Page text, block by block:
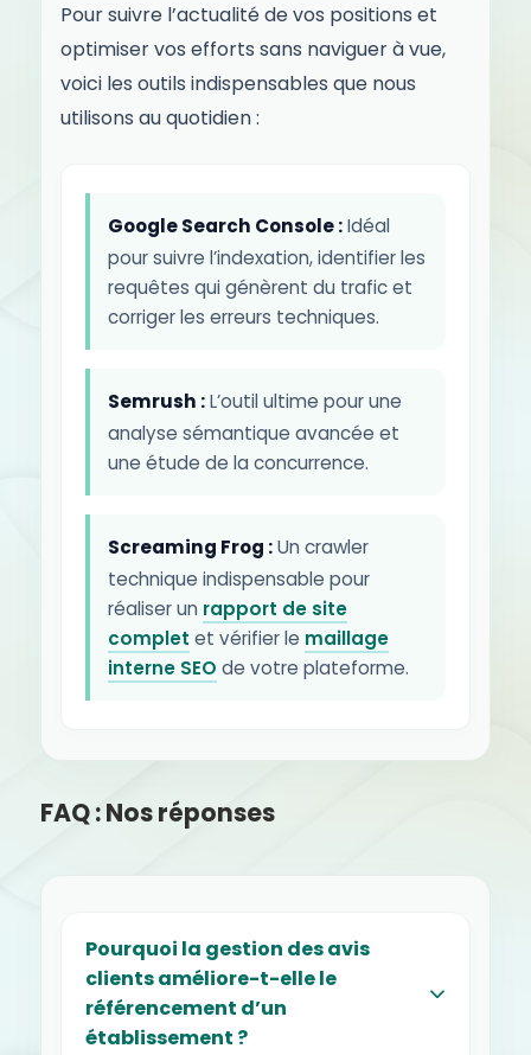
Pour suivre l’actualité de vos positions et
optimiser vos efforts sans naviguer à vue,
voici les outils indispensables que nous
utilisons au quotidien :
Google Search Console :Idéal
pour suivre l’indexation, identifier les
requêtes qui génèrent du trafic et
corriger les erreurs techniques.
Semrush :L’outil ultime pour une
analyse sémantique avancée et
une étude de la concurrence.
Screaming Frog :Un crawler
technique indispensable pour
réaliser un rapport de site
complet et vérifier le maillage
interne SEO de votre plateforme.
FAQ : Nos réponses
Pourquoi la gestion des avis
clients améliore-t-elle le
référencement d’un
établissement ?